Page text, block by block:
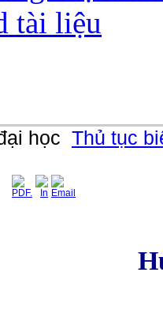
tài liệu
học Thủ tục